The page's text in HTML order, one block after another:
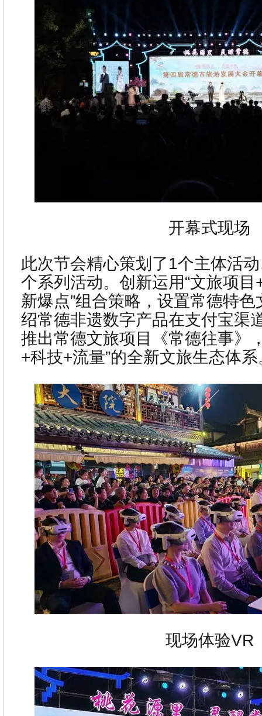
开幕式现场
此次节会精心策划了1个主体活
个系列活动。创新运用“文旅项
新爆点”组合策略，设置常德特
绍常德非遗数字产品在支付宝渠
推出常德文旅项目《常德往事》
+科技+流量”的全新文旅生态体系
现场体验VR